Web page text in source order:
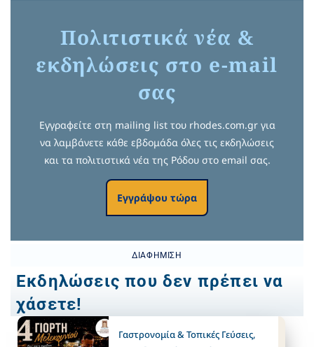
Πολιτιστικά νέα &
εκδηλώσεις στο e-mail
σας
Εγγραφείτε στη mailing list του rhodes.com.gr για
να λαμβάνετε κάθε εβδομάδα όλες τις εκδηλώσεις
και τα πολιτιστικά νέα της Ρόδου στο email σας.
Εγγράψου τώρα
ΔΙΑΦΉΜΙΣΗ
Εκδηλώσεις που δεν πρέπει να
χάσετε!
Γαστρονομία & Τοπικές Γεύσεις,